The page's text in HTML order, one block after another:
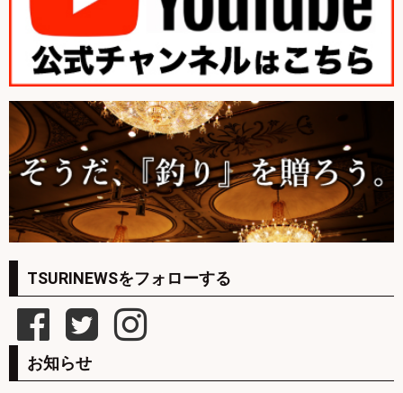
TSURINEWSをフォローする
お知らせ